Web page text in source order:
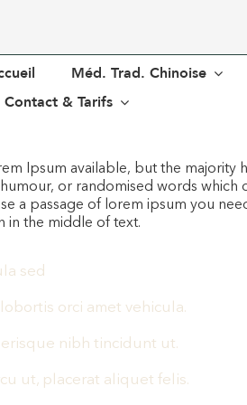
Méd. Trad. Chinoise
Contact & Tarifs
Ipsum available, but the majority
or randomised words which
a passage of lorem ipsum you
in the middle of text.
sed
orci amet vehicula.
nibh tincidunt ut.
ut, placerat aliquet felis.